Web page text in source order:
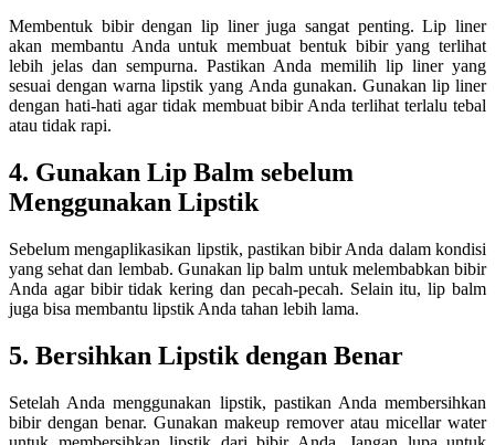
Membentuk bibir dengan lip liner juga sangat penting. Lip liner
akan membantu Anda untuk membuat bentuk bibir yang terlihat
lebih jelas dan sempurna. Pastikan Anda memilih lip liner yang
sesuai dengan warna lipstik yang Anda gunakan. Gunakan lip liner
dengan hati-hati agar tidak membuat bibir Anda terlihat terlalu tebal
atau tidak rapi.
4. Gunakan Lip Balm sebelum
Menggunakan Lipstik
Sebelum mengaplikasikan lipstik, pastikan bibir Anda dalam kondisi
yang sehat dan lembab. Gunakan lip balm untuk melembabkan bibir
Anda agar bibir tidak kering dan pecah-pecah. Selain itu, lip balm
juga bisa membantu lipstik Anda tahan lebih lama.
5. Bersihkan Lipstik dengan Benar
Setelah Anda menggunakan lipstik, pastikan Anda membersihkan
bibir dengan benar. Gunakan makeup remover atau micellar water